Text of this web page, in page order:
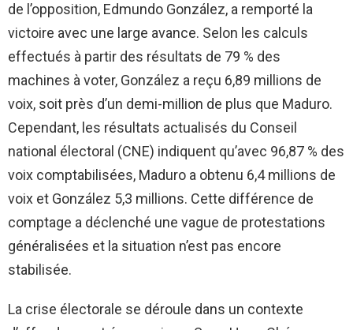
de l’opposition, Edmundo González, a remporté la
victoire avec une large avance. Selon les calculs
effectués à partir des résultats de 79 % des
machines à voter, González a reçu 6,89 millions de
voix, soit près d’un demi-million de plus que Maduro.
Cependant, les résultats actualisés du Conseil
national électoral (CNE) indiquent qu’avec 96,87 % des
voix comptabilisées, Maduro a obtenu 6,4 millions de
voix et González 5,3 millions. Cette différence de
comptage a déclenché une vague de protestations
généralisées et la situation n’est pas encore
stabilisée.
La crise électorale se déroule dans un contexte